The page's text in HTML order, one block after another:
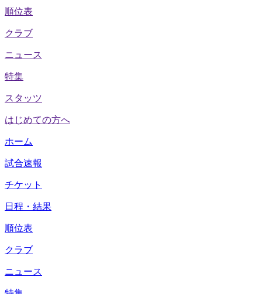
順位表
クラブ
ニュース
特集
スタッツ
はじめての方へ
ホーム
試合速報
チケット
日程・結果
順位表
クラブ
ニュース